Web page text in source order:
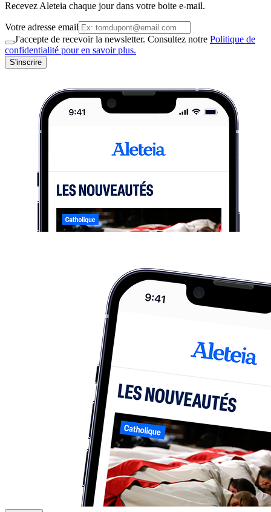
Recevez Aleteia chaque jour dans votre boite e-mail.
Votre adresse email
J'accepte de recevoir la newsletter. Consultez notre Politique de
confidentialité pour en savoir plus.
S'inscrire